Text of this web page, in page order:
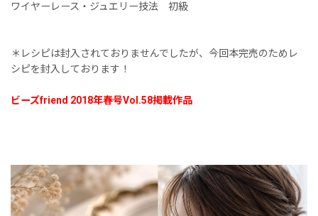
ワイヤーレース・ジュエリー技法 初級
＊レシピは封入されておりませんでしたが、今回本完売のためレ
シピを封入しております！
ビーズfriend 2018年春号Vol.58掲載作品